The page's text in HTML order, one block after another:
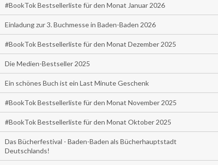
#BookTok Bestsellerliste für den Monat Januar 2026
Einladung zur 3. Buchmesse in Baden-Baden 2026
#BookTok Bestsellerliste für den Monat Dezember 2025
Die Medien-Bestseller 2025
Ein schönes Buch ist ein Last Minute Geschenk
#BookTok Bestsellerliste für den Monat November 2025
#BookTok Bestsellerliste für den Monat Oktober 2025
Das Bücherfestival - Baden-Baden als Bücherhauptstadt
Deutschlands!